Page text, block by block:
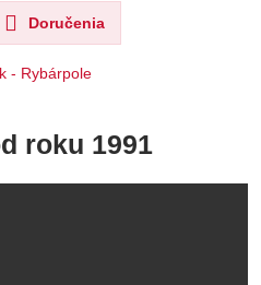
Doručenia
- Rybárpole
roku 1991